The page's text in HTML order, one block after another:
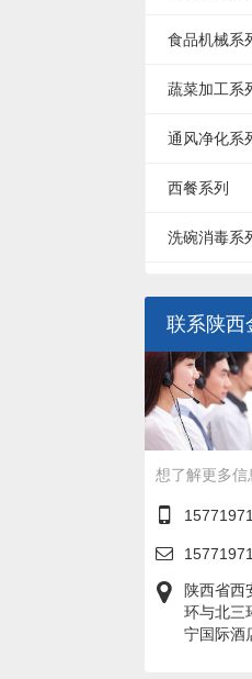
食品机械系
蔬菜加工系
通风净化系
西餐系列
洗碗消毒系
联系陕西
想了解更多信
陕西省西
环与北三
宁国际酒